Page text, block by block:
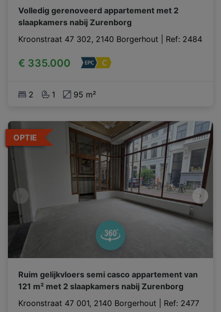
Volledig gerenoveerd appartement met 2
slaapkamers nabij Zurenborg
Kroonstraat 47 302, 2140 Borgerhout
Ref: 2484
€ 335.000
2 1 95 m²
OPTIE
Ruim gelijkvloers semi casco appartement van
121 m² met 2 slaapkamers nabij Zurenborg
Kroonstraat 47 001, 2140 Borgerhout
Ref: 2477